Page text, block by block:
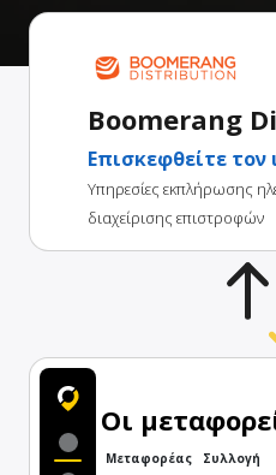
Boomerang
Επισκεφθείτε τον
Υπηρεσίες εκπλήρωσης
διαχείρισης επιστροφών
Οι
Μεταφορέας Συλλογή